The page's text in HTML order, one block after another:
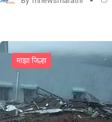
माझा जिल्हा